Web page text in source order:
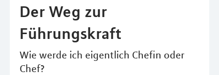
Der Weg zur
Führungskraft
Wie werde ich eigentlich Chefin oder
Chef?